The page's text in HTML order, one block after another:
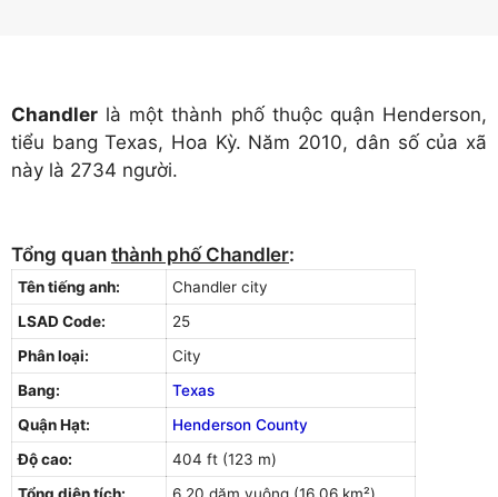
Chandler là một thành phố thuộc quận Henderson,
tiểu bang Texas, Hoa Kỳ. Năm 2010, dân số của xã
này là 2734 người.
Tổng quan thành phố Chandler:
Tên tiếng anh:
Chandler city
LSAD Code:
25
Phân loại:
City
Bang:
Texas
Quận Hạt:
Henderson County
Độ cao:
404 ft (123 m)